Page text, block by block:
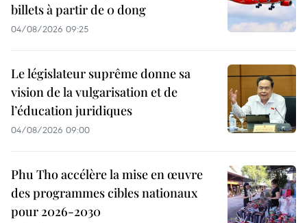
billets à partir de 0 dong
04/08/2026 09:25
Le législateur suprême donne sa
vision de la vulgarisation et de
l’éducation juridiques
04/08/2026 09:00
Phu Tho accélère la mise en œuvre
des programmes cibles nationaux
pour 2026-2030